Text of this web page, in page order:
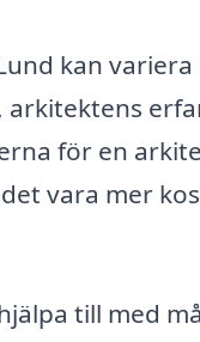
kan
för en
vara mer
till med